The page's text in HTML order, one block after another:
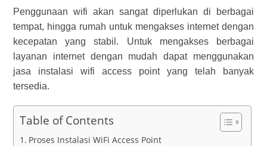
Penggunaan wifi akan sangat diperlukan di berbagai
tempat, hingga rumah untuk mengakses internet dengan
kecepatan yang stabil. Untuk mengakses berbagai
layanan internet dengan mudah dapatmenggunakan
jasa instalasi wifi access pointyang telah banyak
tersedia.
Table of Contents
Proses Instalasi WiFi Access Point